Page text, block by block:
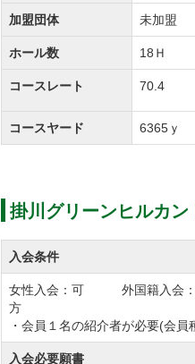
加盟団体 未加盟
ホール数 18Ｈ
コースレート 70.4
コースヤード 6365ｙ
掛川グリーンヒルカ
入会条件
女性入会：可 外国籍入会：
方
・会員１名の紹介者が必要(会員
入会必要願書